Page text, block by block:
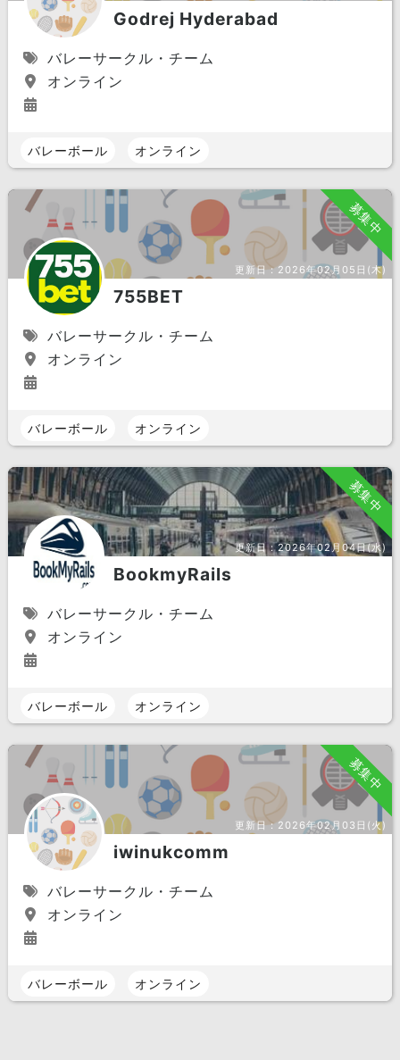
Godrej Hyderabad
バレーサークル・チーム
オンライン
バレーボール オンライン
募集中
更新日：2026年02月05日(木)
755BET
バレーサークル・チーム
オンライン
バレーボール オンライン
募集中
更新日：2026年02月04日(水)
BookmyRails
バレーサークル・チーム
オンライン
バレーボール オンライン
募集中
更新日：2026年02月03日(火)
iwinukcomm
バレーサークル・チーム
オンライン
バレーボール オンライン